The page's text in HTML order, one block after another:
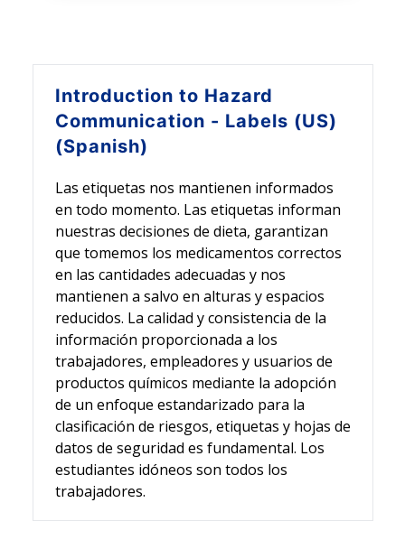
Introduction to Hazard
Communication - Labels (US)
(Spanish)
Las etiquetas nos mantienen informados
en todo momento. Las etiquetas informan
nuestras decisiones de dieta, garantizan
que tomemos los medicamentos correctos
en las cantidades adecuadas y nos
mantienen a salvo en alturas y espacios
reducidos. La calidad y consistencia de la
información proporcionada a los
trabajadores, empleadores y usuarios de
productos químicos mediante la adopción
de un enfoque estandarizado para la
clasificación de riesgos, etiquetas y hojas de
datos de seguridad es fundamental. Los
estudiantes idóneos son todos los
trabajadores.